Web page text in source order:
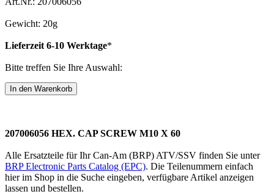
Gewicht: 20g
Lieferzeit 6-10 Werktage*
Bitte treffen Sie Ihre Auswahl:
207006056 HEX. CAP SCREW M10 X 60
Alle Ersatzteile für Ihr Can-Am (BRP) ATV/SSV finden Sie unter
BRP Electronic Parts Catalog (EPC). Die Teilenummern einfach
hier im Shop in die Suche eingeben, verfügbare Artikel anzeigen
lassen und bestellen.